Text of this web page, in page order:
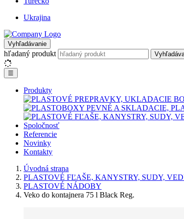
Ukrajina
Vyhľadávanie
hľadaný produkt
☰
Produkty
Spoločnosť
Referencie
Novinky
Kontakty
Úvodná strana
PLASTOVÉ FĽAŠE, KANYSTRY, SUDY,
PLASTOVÉ NÁDOBY
Veko do kontajnera 75 l Black Reg.